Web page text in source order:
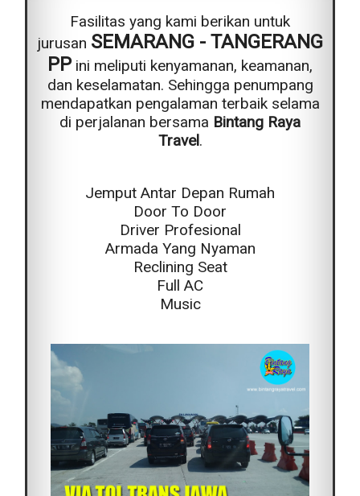
Fasilitas yang kami berikan untuk
jurusan SEMARANG - TANGERANG
PPini meliputi kenyamanan, keamanan,
dan keselamatan. Sehingga penumpang
mendapatkan pengalaman terbaik selama
di perjalanan bersama Bintang Raya
Travel.
Jemput Antar Depan Rumah
Door To Door
Driver Profesional
Armada Yang Nyaman
Reclining Seat
Full AC
Music